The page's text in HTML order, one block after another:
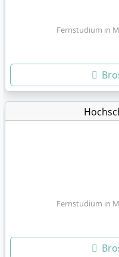
Fernstudium in
Fernstudium in